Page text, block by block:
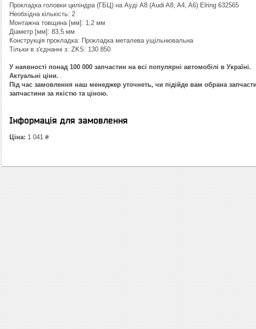
Прокладка головки циліндра (ГБЦ) на Ауді A8 (Audi A8, A4, A6) Elring 632565
Необхідна кількість: 2
Монтажна товщина [мм]: 1,2 мм
Діаметр [мм]: 83,5 мм
Конструкція прокладка: Прокладка металева ущільнювальна
Тільки в з'єднанні з: ZKS: 130.850
У наявності понад 100 000 запчастин на всі популярні автомобілі в Україні.
Актуальні ціни.
Під час замовлення наш менеджер уточнеть, чи підійде вам обрана
запчастини за якістю та ціною.
Інформація для замовлення
Ціна: 1 041 ₴